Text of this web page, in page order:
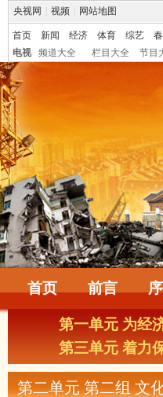
央视网 视频 网站地图
首页 新闻 经济 体育 综艺
电视
频道大全 栏目大全 节目
首页 前言
第一单元 为经
第三单元 着力
第二单元 第二组 文